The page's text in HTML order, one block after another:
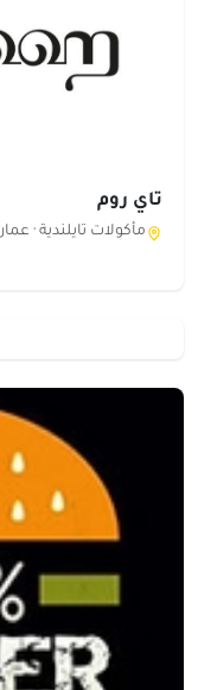
تاي روم
مأكولات تايلندية ·